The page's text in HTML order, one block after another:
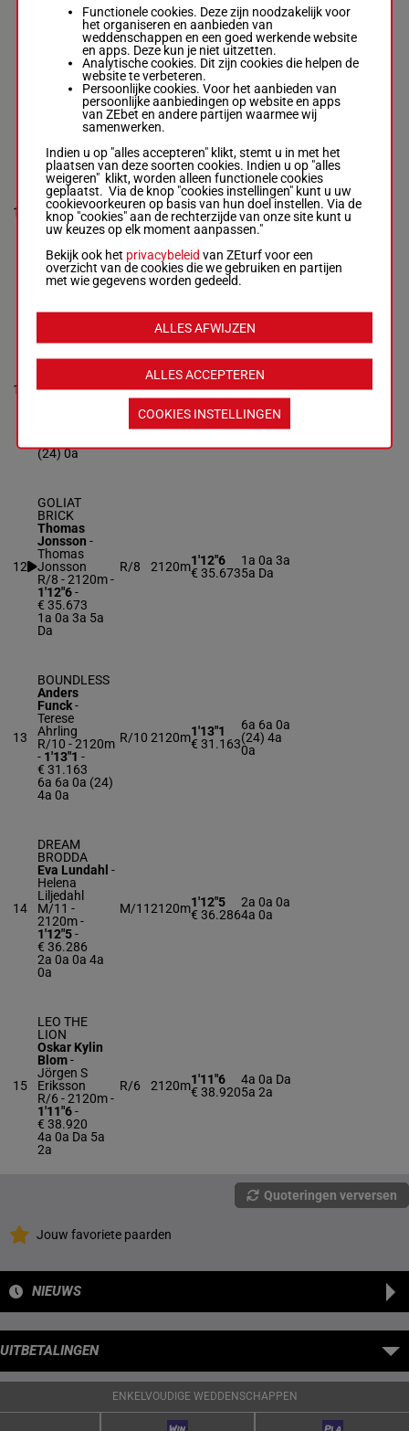
Wiman
-
Bengt-Åke
Larsson
R/7 - 2120m-
1'13"1
€ 22.767
0a 0a 2a 4a
R/7 2120m1'13"1
€ 22.767
0a 0a 2a
4a (24)
5a
10
B.B.S.SKY
RIVER
Petter
Karlsson-
Göran
Hedrén
M/8 - 2120m
1'12"9-
€ 25.172
0a 0a (24)
11a 0a 3a
M/8 2120m1'12"9
€ 25.172
0a 0a
(24) 11a
0a 3a
11
Malmqvist-
Lehrberg
(24) 0a
R/7 2120m1'13"3
€ 27.056
6a 3a 0a
6a (24)
0a
12
GOLIAT
BRICK
Thomas
Jonsson -
Thomas
Jonsson
R/8 - 2120m-
1'12"6-
€ 35.673
1a 0a 3a 5a
Da
R/8 2120m1'12"6
€ 35.673
1a 0a 3a
5a Da
13
BOUNDLESS
Anders
Funck-
Terese
Ahrling
R/10 - 2120m
- 1'13"1 -
€ 31.163
6a 6a 0a (24)
4a 0a
R/10 2120m1'13"1
€ 31.163
6a 6a 0a
(24) 4a
0a
14
DREAM
BRODDA
Eva Lundahl -
Helena
Liljedahl
M/11 -
2120m-
1'12"5-
€ 36.286
2a 0a 0a 4a
0a
M/112120m1'12"5
€ 36.286
2a 0a 0a
4a 0a
15
LEO THE
LION
Oskar Kylin
Blom-
Jörgen S
Eriksson
R/6 - 2120m-
1'11"6-
€ 38.920
4a 0a Da 5a
2a
R/6 2120m1'11"6
€ 38.920
4a 0a Da
5a 2a
Quoteringen verversen
Jouw favoriete paarden
NIEUWS
UITBETALINGEN
ENKELVOUDIGE WEDDENSCHAPPEN
Functionele cookies. Deze zijn noodzakelijk voor
het organiseren en aanbieden van
weddenschappen en een goed werkende website
en apps. Deze kun je niet uitzetten.
Analytische cookies. Dit zijn cookies die helpen de
website te verbeteren.
Persoonlijke cookies. Voor het aanbieden van
persoonlijke aanbiedingen op website en apps
van ZEbet en andere partijen waarmee wij
samenwerken.
Indien u op "alles accepteren" klikt, stemt u in met het
plaatsen van deze soorten cookies. Indien u op "alles
weigeren" klikt, worden alleen functionele cookies
geplaatst. Via de knop "cookies instellingen" kunt u uw
cookievoorkeuren op basis van hun doel instellen. Via de
knop "cookies" aan de rechterzijde van onze site kunt u
uw keuzes op elk moment aanpassen."
Bekijk ook het privacybeleid van ZEturf voor een
overzicht van de cookies die we gebruiken en partijen
met wie gegevens worden gedeeld.
ALLES ACCEPTEREN
ALLES AFWIJZEN
COOKIES INSTELLINGEN